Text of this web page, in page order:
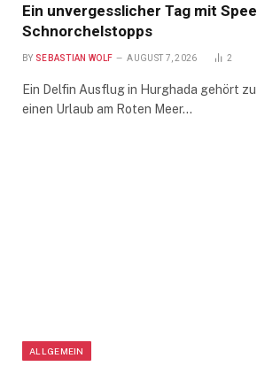
Ein unvergesslicher Tag mit
Schnorchelstopps
BY SEBASTIAN WOLF AUGUST 7, 2026 2
Ein Delfin Ausflug in Hurghada gehört
einen Urlaub am Roten Meer…
ALLGEMEIN